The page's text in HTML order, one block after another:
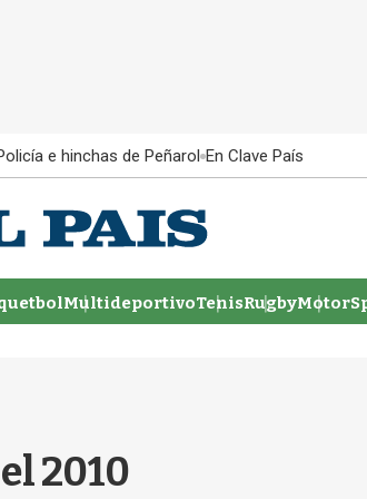
e hinchas de Peñarol En Clave País
MultideportivoTenisRugby
2010